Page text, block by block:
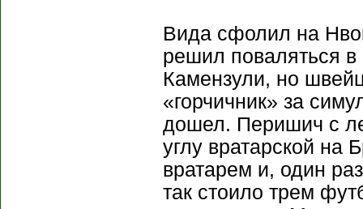
Вида сфолил на
решил поваляться
Камензули, но
«горчичник» за
дошел. Перишич с
углу вратарской на
вратарем и, один
так стоило трем